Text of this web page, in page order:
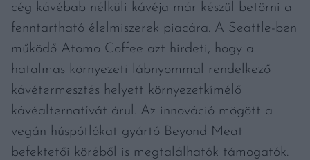
cég kávébab nélküli kávéja már készül betörni a
fenntartható élelmiszerek piacára. A Seattle-ben
működő Atomo Coffee azt hirdeti, hogy a
hatalmas környezeti lábnyommal rendelkező
kávétermesztés helyett környezetkímélő
kávéalternatívát árul. Az innováció mögött a
vegán húspótlókat gyártó Beyond Meat
befektetői köréből is megtalálhatók támogatók.